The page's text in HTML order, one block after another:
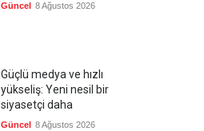
Güncel 8 Ağustos 2026
Güçlü medya ve hızlı
yükseliş: Yeni nesil bir
siyasetçi daha
Güncel 8 Ağustos 2026